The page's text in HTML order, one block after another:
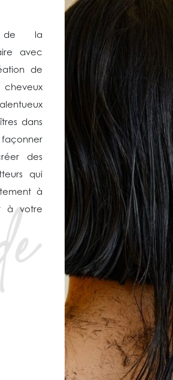
de la
avec
de
dans
façonner
des
qui
à
à votre